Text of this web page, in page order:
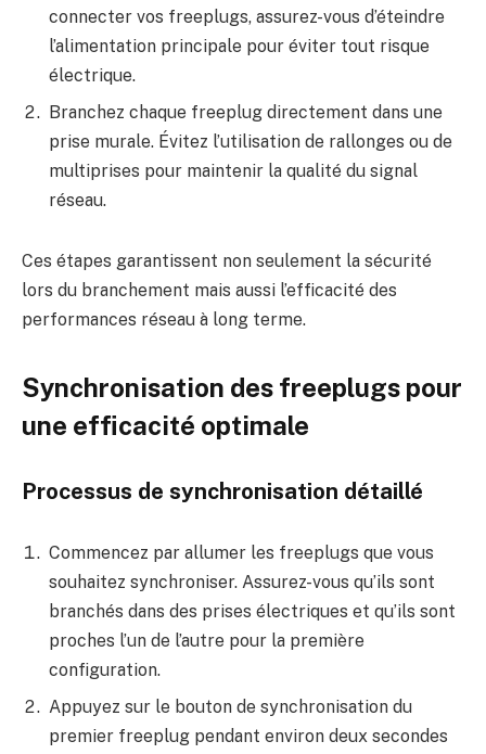
connecter vos freeplugs, assurez-vous d’éteindre
l’alimentation principale pour éviter tout risque
électrique.
Branchez chaque freeplug directement dans une
prise murale. Évitez l’utilisation de rallonges ou de
multiprises pour maintenir la qualité du signal
réseau.
Ces étapes garantissent non seulement la sécurité
lors du branchement mais aussi l’efficacité des
performances réseau à long terme.
Synchronisation des freeplugs pour
une efficacité optimale
Processus de synchronisation détaillé
Commencez par allumer les freeplugs que vous
souhaitez synchroniser. Assurez-vous qu’ils sont
branchés dans des prises électriques et qu’ils sont
proches l’un de l’autre pour la première
configuration.
Appuyez sur le bouton de synchronisation du
premier freeplug pendant environ deux secondes